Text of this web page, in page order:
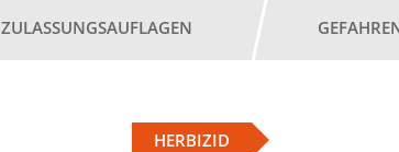
ZULASSUNGSAUFLAGEN
HERBIZID